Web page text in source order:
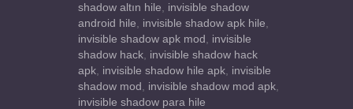
shadow altın hile
invisible shadow
android hile
invisible shadow apk hile
invisible shadow apk mod
invisible
shadow hack invisible shadow hack
apk invisible shadow hile apk invisible
shadow mod
invisible shadow mod apk
invisible shadow para hile